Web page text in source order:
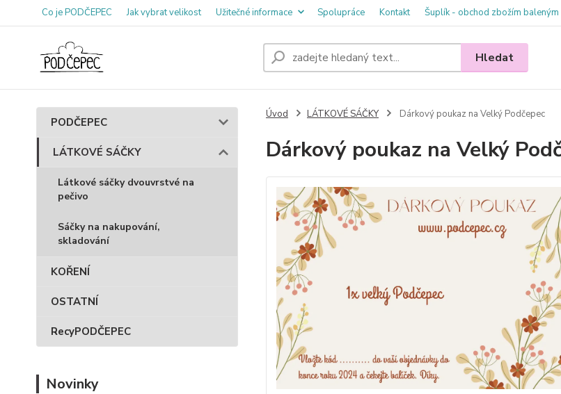
Co je PODČEPEC Jak vybrat velikost Užitečné informace Spolupráce Kontakt Šuplík - obchod zbožím baleným
Hledat
PODČEPEC
LÁTKOVÉ SÁČKY
Látkové sáčky dvouvrstvé na
pečivo
Sáčky na nakupování,
skladování
KOŘENÍ
OSTATNÍ
RecyPODČEPEC
Novinky
Úvod LÁTKOVÉ SÁČKY Dárkový poukaz na Velký Podčepec
Dárkový poukaz na Velký